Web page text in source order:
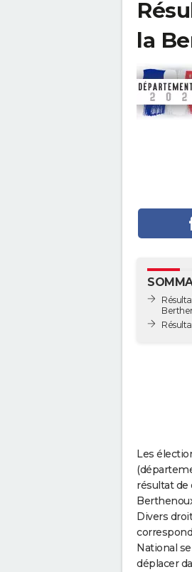
la
Les
résultat de
Divers
National
déplacer